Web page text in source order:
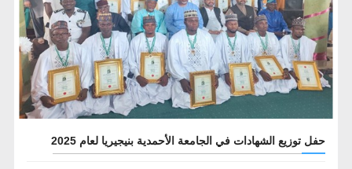
حفل توزيع الشهادات في الجامعة الأحمدية بنيجيريا لعام 2025